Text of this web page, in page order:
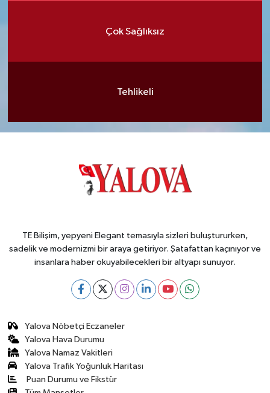
Çok Sağlıksız
Tehlikeli
TE Bilişim, yepyeni Elegant temasıyla sizleri buluştururken,
sadelik ve modernizmi bir araya getiriyor. Şatafattan kaçınıyor ve
insanlara haber okuyabilecekleri bir altyapı sunuyor.
Yalova Nöbetçi Eczaneler
Yalova Hava Durumu
Yalova Namaz Vakitleri
Yalova Trafik Yoğunluk Haritası
Puan Durumu ve Fikstür